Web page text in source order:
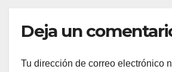
Deja un
Tu dirección de correo electrónico